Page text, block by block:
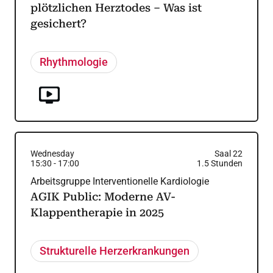
plötzlichen Herztodes – Was ist
gesichert?
Rhythmologie
Wednesday
Saal 22
15:30 - 17:00 1.5Stunden
Arbeitsgruppe Interventionelle Kardiologie
AGIK Public: Moderne AV-
Klappentherapie in 2025
Strukturelle Herzerkrankungen